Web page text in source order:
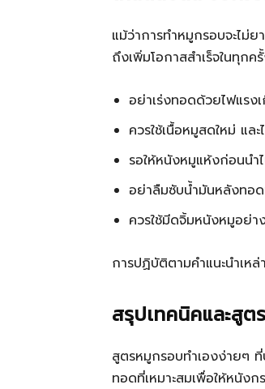
แม้ว่าการทำหมูกรอบจะไม่
ถึงเพิ่มโอกาสสำเร็จในทุกค
อย่าเร่งทอดด้วยไฟแรงเ
ควรใช้เนื้อหมูสดใหม่ แล
รอให้หนังหมูแห้งก่อนน
อย่าลืมซับน้ำมันหลังทอด
ควรใช้มีดจิ้มหนังหมูอย่า
การปฏิบัติตามคำแนะนำเ
สรุปเทคนิคและสูต
สูตรหมูกรอบทำเองง่ายๆ
ทอดที่เหมาะสมเพื่อให้หนัง